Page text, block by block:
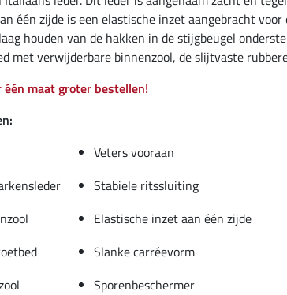
één zijde is een elastische inzet aangebracht
houden van de hakken in de stijgbeugel
met verwijderbare binnenzool, de slijtvaste
maat groter bestellen!
Veters vooraan
Stabiele ritssluiting
Elastische inzet aan één zijde
Slanke carréevorm
Sporenbeschermer